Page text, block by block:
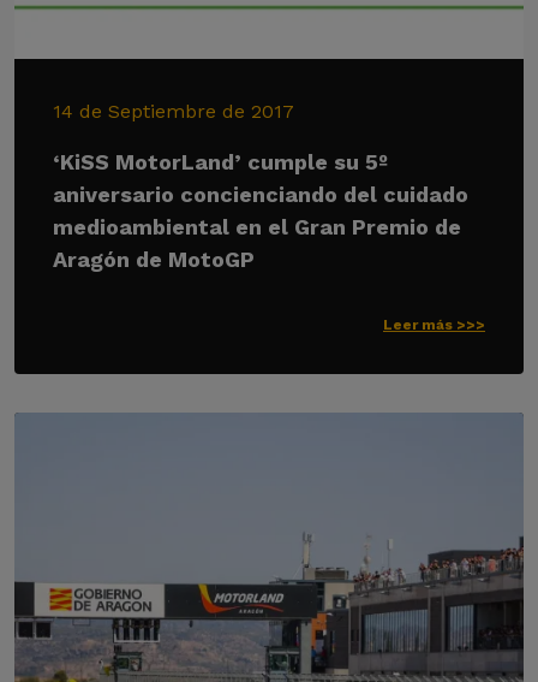
14 de Septiembre de 2017
‘KiSS MotorLand’ cumple su 5º
aniversario concienciando del cuidado
medioambiental en el Gran Premio de
Aragón de MotoGP
Leer más >>>